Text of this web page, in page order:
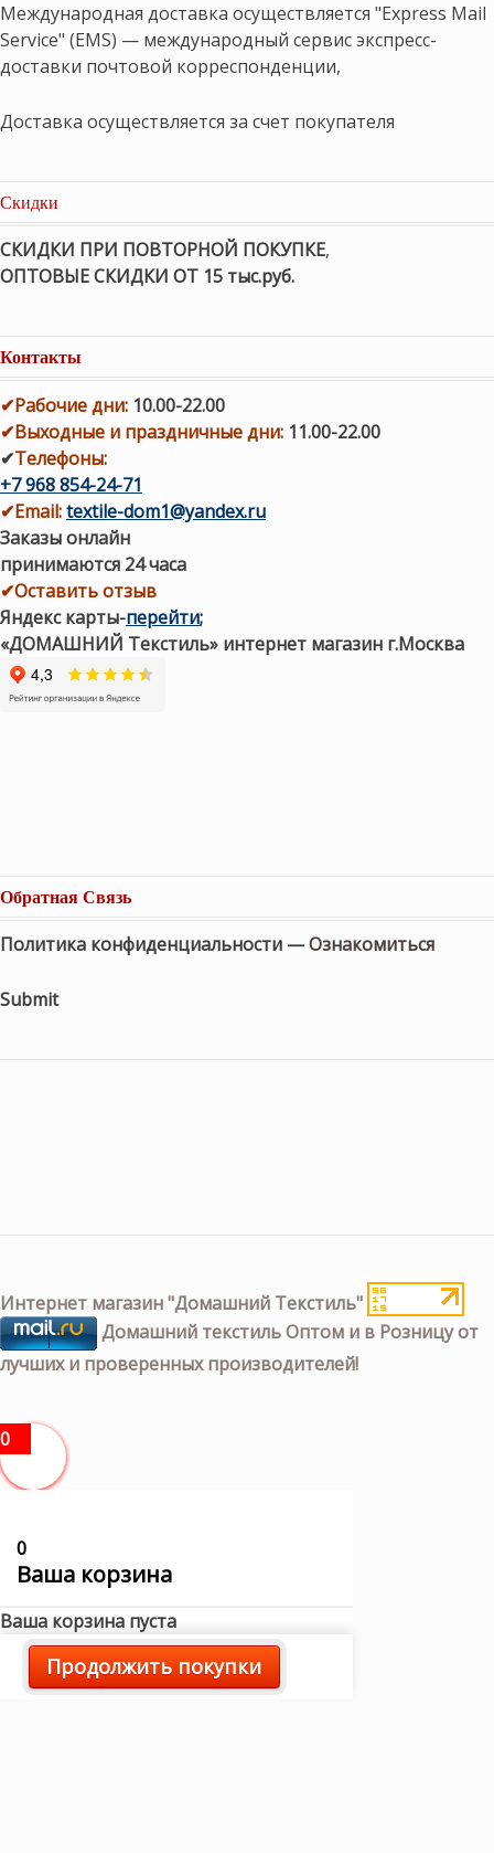
Международная доставка осуществляется "Express Mail
Service" (EMS) — международный сервис экспресс-
доставки почтовой корреспонденции,
Доставка осуществляется за счет покупателя
Скидки
СКИДКИ ПРИ ПОВТОРНОЙ ПОКУПКЕ,
ОПТОВЫЕ СКИДКИ ОТ 15 тыс.руб.
Контакты
✔Рабочие дни: 10.00-22.00
✔Выходные и праздничные дни: 11.00-22.00
✔Телефоны:
+7 968 854-24-71
✔Email:textile-dom1@yandex.ru
Заказы онлайн
принимаются 24 часа
✔Оставить отзыв
Яндекс карты-перейти;
«ДОМАШНИЙ Текстиль» интернет магазин г.Москва
Обратная Связь
Политика конфиденциальности —Ознакомиться
Submit
Интернет магазин "Домашний Текстиль"
Домашний текстиль Оптом и в Розницу от
лучших и проверенных производителей!
0
0
Ваша корзина
Ваша корзина пуста
Продолжить покупки